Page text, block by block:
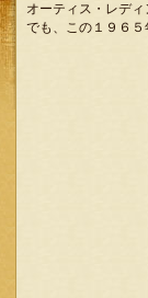
オーティス・レデ
でも、この１９６５